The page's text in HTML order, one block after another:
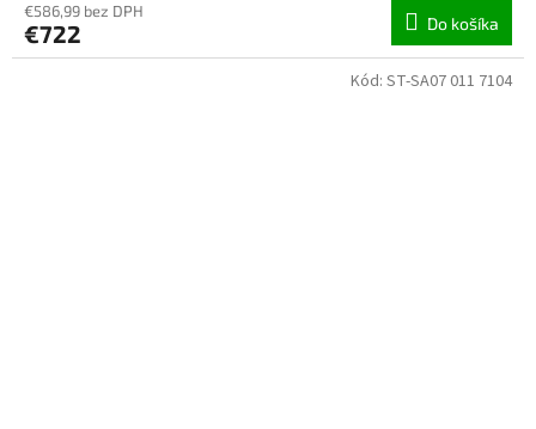
€586,99 bez DPH
€722 Do košíka
Kód: ST-SA07 011 7104